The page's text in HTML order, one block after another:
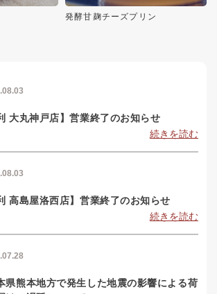
発酵甘麹チーズプリン
大丸神戸店】営業終了のお知らせ
続きを読む
高島屋洛西店】営業終了のお知らせ
続きを読む
県熊本地方で発生した地震の影響による荷